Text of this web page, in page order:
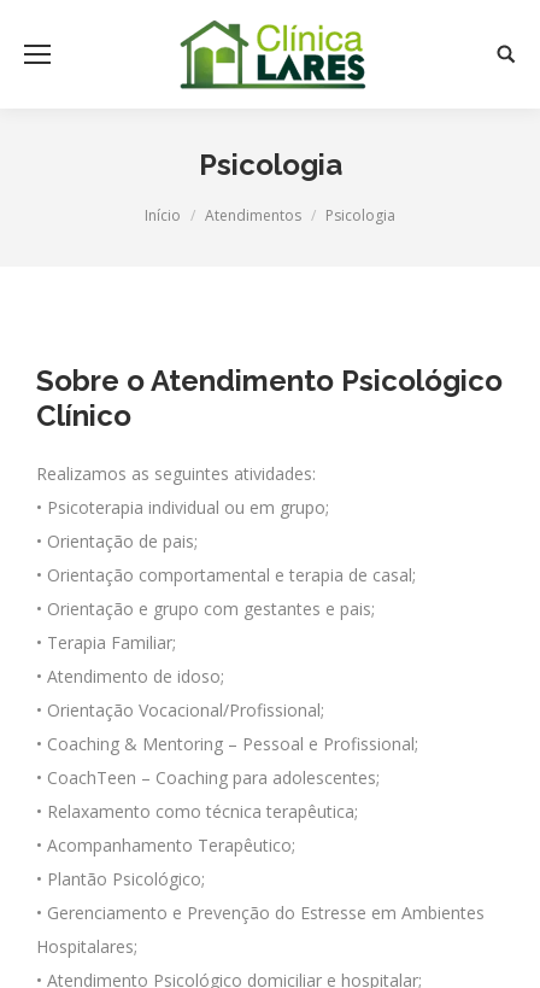
Psicologia
Início Atendimentos Psicologia
Sobre o Atendimento Psicológico
Clínico
Realizamos as seguintes atividades:
• Psicoterapia individual ou em grupo;
• Orientação de pais;
• Orientação comportamental e terapia de casal;
• Orientação e grupo com gestantes e pais;
• Terapia Familiar;
• Atendimento de idoso;
• Orientação Vocacional/Profissional;
• Coaching & Mentoring – Pessoal e Profissional;
• CoachTeen – Coaching para adolescentes;
• Relaxamento como técnica terapêutica;
• Acompanhamento Terapêutico;
• Plantão Psicológico;
• Gerenciamento e Prevenção do Estresse em Ambientes
Hospitalares;
• Atendimento Psicológico domiciliar e hospitalar;